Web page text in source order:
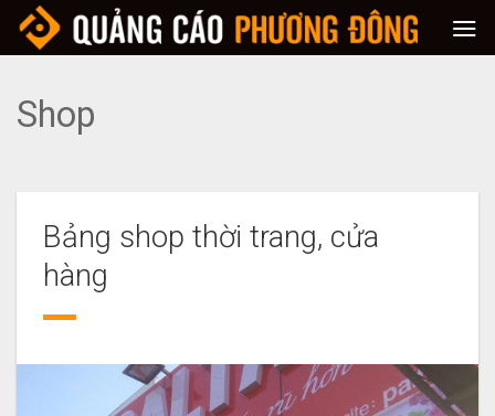
Skip
Shop
Bảng shop thời trang, cửa
hàng